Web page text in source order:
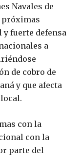
Navales de
próximas
y fuerte defensa
a
de cobro de
y que afecta
con la
con la
parte del